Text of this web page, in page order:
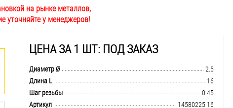
на рынке металлов,
уточняйте у менеджеров!
ЦЕНА ЗА 1 ШТ: ПОД ЗАКАЗ
Диаметр Ø
2.5
Длина L
16
Шаг резьбы
0.45
Артикул
14580225 16